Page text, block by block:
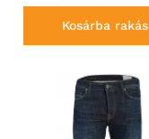
Kosárba rakás